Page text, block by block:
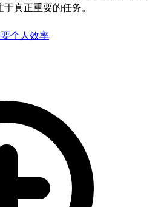
真正重要的任务。
个人效率